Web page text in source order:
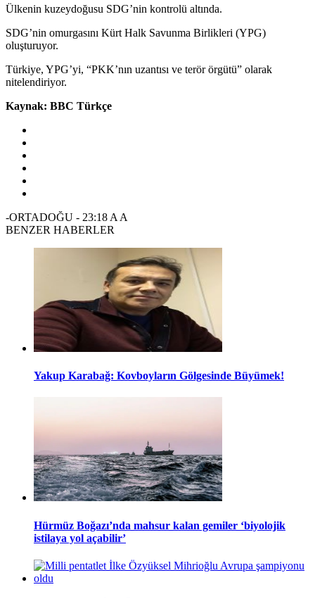
Ülkenin kuzeydoğusu SDG’nin kontrolü altında.
SDG’nin omurgasını Kürt Halk Savunma Birlikleri (YPG)
oluşturuyor.
Türkiye, YPG’yi, “PKK’nın uzantısı ve terör örgütü” olarak
nitelendiriyor.
Kaynak: BBC Türkçe
-ORTADOĞU - 23:18 A A
BENZER HABERLER
Yakup Karabağ: Kovboyların Gölgesinde Büyümek!
Hürmüz Boğazı’nda mahsur kalan gemiler ‘biyolojik
istilaya yol açabilir’